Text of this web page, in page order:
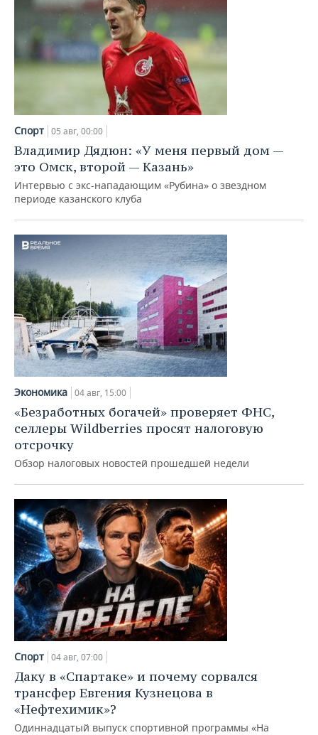
Спорт 05 авг, 00:00
Владимир Дядюн: «У меня первый дом —
это Омск, второй — Казань»
Интервью с экс-нападающим «Рубина» о звездном
периоде казанского клуба
Экономика 04 авг, 15:00
«Безработных богачей» проверяет ФНС,
селлеры Wildberries просят налоговую
отсрочку
Обзор налоговых новостей прошедшей недели
Спорт 04 авг, 07:00
Даку в «Спартаке» и почему сорвался
трансфер Евгения Кузнецова в
«Нефтехимик»?
Одиннадцатый выпуск спортивной программы «На